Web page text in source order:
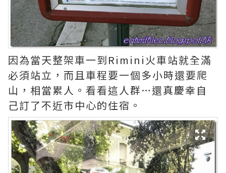
因為當天整架車一到Rimini火車站就全滿
必須站立，而且車程要一個多小時還要爬
山，相當累人。看看這人群…還真慶幸自
己訂了不近市中心的住宿。